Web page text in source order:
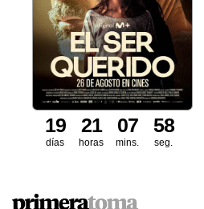
días
19
horas
21
mins.
07
seg.
57